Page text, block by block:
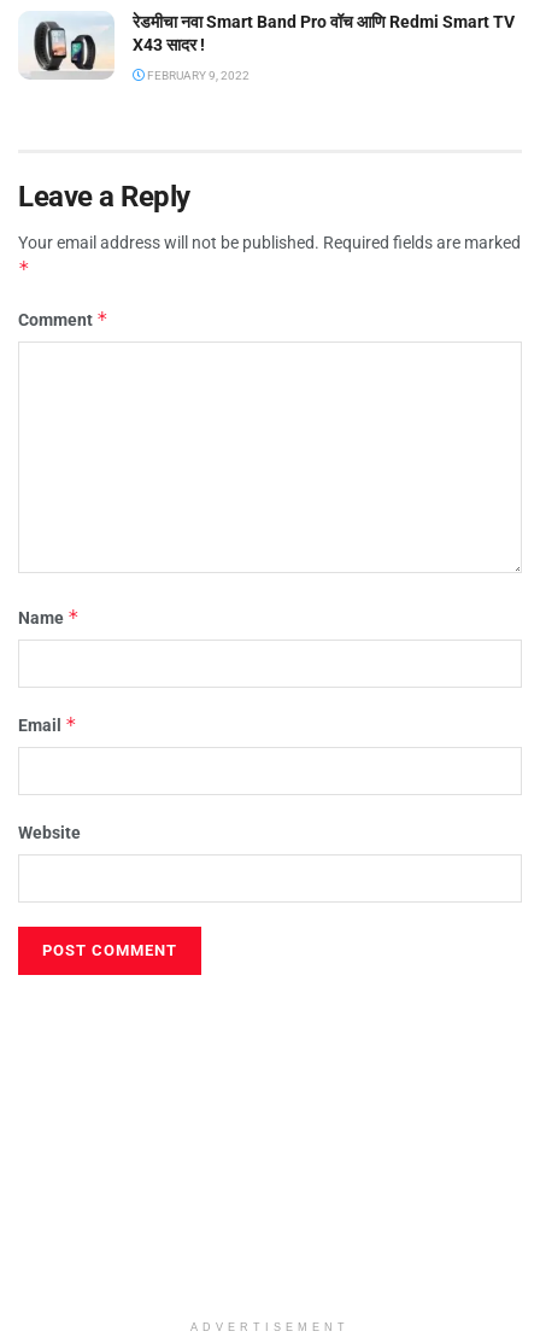
रेडमीचा नवा Smart Band Pro वॉच आणि Redmi Smart TV
X43 सादर !
FEBRUARY 9, 2022
Leave a Reply
Your email address will not be published. Required fields are marked
*
Comment *
Name *
Email *
Website
ADVERTISEMENT